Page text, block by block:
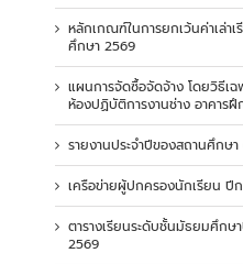
หลักเกณฑ์ในการยกเว้นค่าเล่า
ศึกษา 2569
แผนการจัดซื้อจัดจ้าง โดยวิธีเฉ
ห้องปฏิบัติการงานช่าง อาคาร
รายงานประจำปีของสถานศึกษา
เครือข่ายผู้ปกครองนักเรียน ปี
ตารางเรียนระดับชั้นมัธยมศึกษ
2569